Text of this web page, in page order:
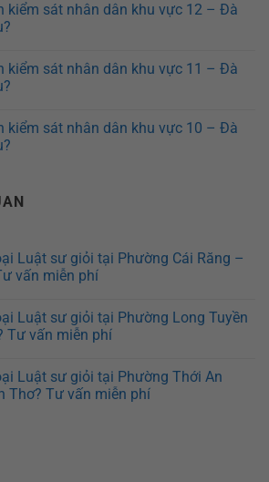
kiểm sát nhân dân khu vực 12 – Đà
kiểm sát nhân dân khu vực 11 – Đà
kiểm sát nhân dân khu vực 10 – Đà
Luật sư giỏi tại Phường Cái Răng –
vấn miễn phí
Luật sư giỏi tại Phường Long Tuyền
Tư vấn miễn phí
Luật sư giỏi tại Phường Thới An
Thơ? Tư vấn miễn phí